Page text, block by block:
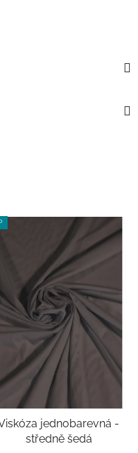
jednobarevná -
středně šedá